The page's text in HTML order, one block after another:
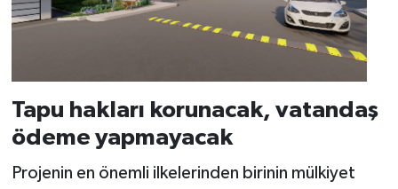
Tapu hakları korunacak, vatandaş
ödeme yapmayacak
Projenin en önemli ilkelerinden birinin mülkiyet